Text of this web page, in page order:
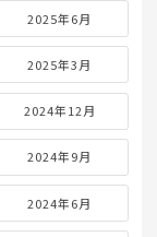
2025年6月
2025年3月
2024年12月
2024年9月
2024年6月